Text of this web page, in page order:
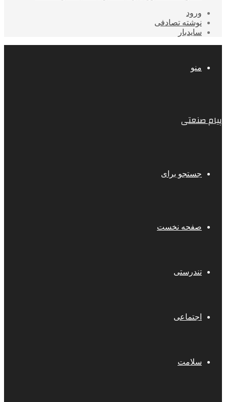
ورود
نوشته تصادفی
سایدبار
منو
پیام صنعتی
جستجو برای
صفحه نخست
تندرستی
اجتماعی
سلامت